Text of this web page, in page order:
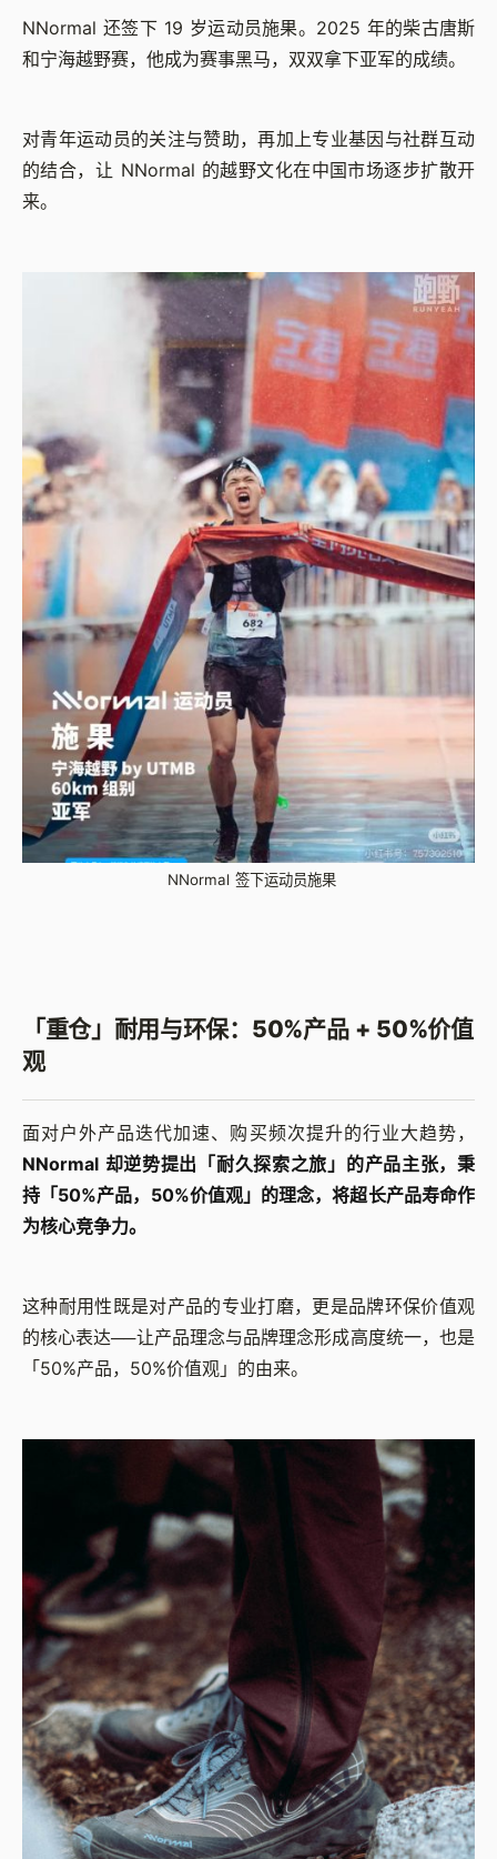
NNormal 还签下 19 岁运动员施果。2025 年的柴古唐斯
和宁海越野赛，他成为赛事黑马，双双拿下亚军的成绩。
对青年运动员的关注与赞助，再加上专业基因与社群互动
的结合，让 NNormal 的越野文化在中国市场逐步扩散开
来。
NNormal 签下运动员施果
「重仓」耐用与环保：50%产品 + 50%价值
观
面对户外产品迭代加速、购买频次提升的行业大趋势，
NNormal 却逆势提出「耐久探索之旅」的产品主张，秉
持「50%产品，50%价值观」的理念，将超长产品寿命作
为核心竞争力。
这种耐用性既是对产品的专业打磨，更是品牌环保价值观
的核心表达──让产品理念与品牌理念形成高度统一，也是
「50%产品，50%价值观」的由来。